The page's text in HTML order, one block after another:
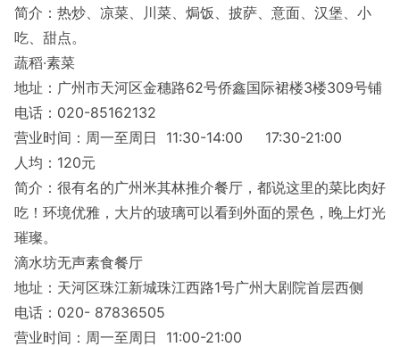
简介：热炒、凉菜、川菜、焗饭、披萨、意面、汉堡、小
吃、甜点。
蔬稻·素菜
地址：广州市天河区金穗路62号侨鑫国际裙楼3楼309号铺
电话：020-85162132
营业时间：周一至周日 11:30-14:00 17:30-21:00
人均：120元
简介：很有名的广州米其林推介餐厅，都说这里的菜比肉好
吃！环境优雅，大片的玻璃可以看到外面的景色，晚上灯光
璀璨。
滴水坊无声素食餐厅
地址：天河区珠江新城珠江西路1号广州大剧院首层西侧
电话：020- 87836505
营业时间：周一至周日 11:00-21:00